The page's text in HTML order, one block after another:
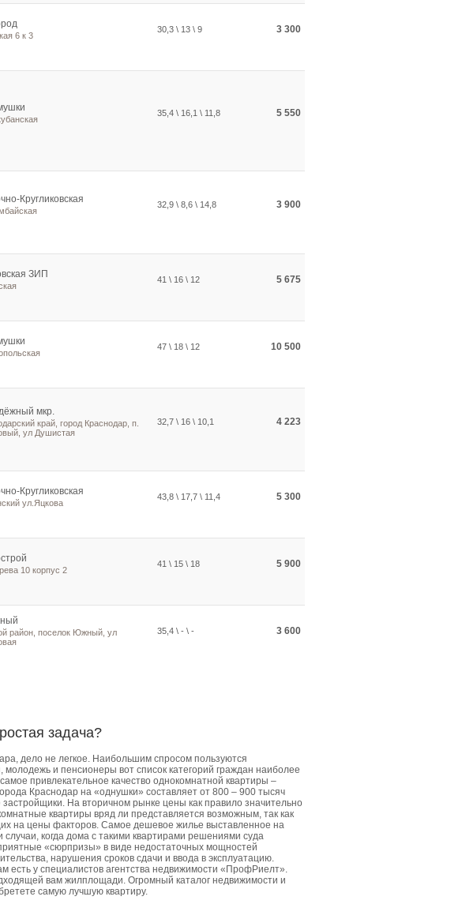
6 к 3
30,3 \ 13 \ 9 3 300
35,4 \ 16,1 \ 11,8 5 550
Кругликовская 32,9 \ 8,6 \ 14,8 3 900
ЗИП 41 \ 16 \ 12 5 675
47 \ 18 \ 12 10 500
мкр.
край, город Краснодар, п.
ул Душистая
32,7 \ 16 \ 10,1 4 223
Кругликовская
ул.Яцкова
43,8 \ 17,7 \ 11,4 5 300
10 корпус 2
41 \ 15 \ 18 5 900
район, поселок Южный, ул
35,4 \ - \ - 3 600
задача?
дело не легкое. Наибольшим спросом пользуются
и пенсионеры вот список категорий граждан наиболее
привлекательное качество однокомнатной квартиры –
Краснодар на «однушки» составляет от 800 – 900 тысяч
На вторичном рынке цены как правило значительно
квартиры вряд ли представляется возможным, так как
на цены факторов. Самое дешевое жилье выставленное на
когда дома с такими квартирами решениями суда
«сюрпризы» в виде недостаточных мощностей
нарушения сроков сдачи и ввода в эксплуатацию.
у специалистов агентства недвижимости «ПрофРиелт».
вам жилплощади. Огромный каталог недвижимости и
самую лучшую квартиру.